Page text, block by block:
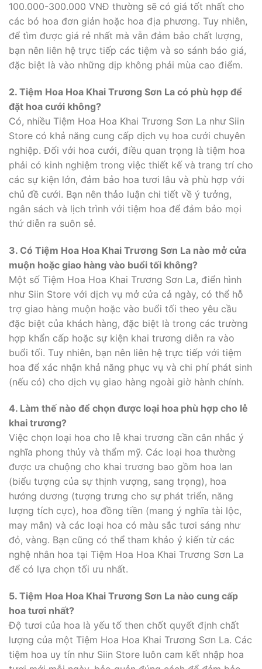
100.000-300.000 VNĐ thường sẽ có giá tốt nhất cho
các bó hoa đơn giản hoặc hoa địa phương. Tuy nhiên,
để tìm được giá rẻ nhất mà vẫn đảm bảo chất lượng,
bạn nên liên hệ trực tiếp các tiệm và so sánh báo giá,
đặc biệt là vào những dịp không phải mùa cao điểm.
2. Tiệm Hoa Hoa Khai Trương Sơn La có phù hợp để
đặt hoa cưới không?
Có, nhiều Tiệm Hoa Hoa Khai Trương Sơn La như Siin
Store có khả năng cung cấp dịch vụ hoa cưới chuyên
nghiệp. Đối với hoa cưới, điều quan trọng là tiệm hoa
phải có kinh nghiệm trong việc thiết kế và trang trí cho
các sự kiện lớn, đảm bảo hoa tươi lâu và phù hợp với
chủ đề cưới. Bạn nên thảo luận chi tiết về ý tưởng,
ngân sách và lịch trình với tiệm hoa để đảm bảo mọi
thứ diễn ra suôn sẻ.
3. Có Tiệm Hoa Hoa Khai Trương Sơn La nào mở cửa
muộn hoặc giao hàng vào buổi tối không?
Một số Tiệm Hoa Hoa Khai Trương Sơn La, điển hình
như Siin Store với dịch vụ mở cửa cả ngày, có thể hỗ
trợ giao hàng muộn hoặc vào buổi tối theo yêu cầu
đặc biệt của khách hàng, đặc biệt là trong các trường
hợp khẩn cấp hoặc sự kiện khai trương diễn ra vào
buổi tối. Tuy nhiên, bạn nên liên hệ trực tiếp với tiệm
hoa để xác nhận khả năng phục vụ và chi phí phát sinh
(nếu có) cho dịch vụ giao hàng ngoài giờ hành chính.
4. Làm thế nào để chọn được loại hoa phù hợp cho lễ
khai trương?
Việc chọn loại hoa cho lễ khai trương cần cân nhắc ý
nghĩa phong thủy và thẩm mỹ. Các loại hoa thường
được ưa chuộng cho khai trương bao gồm hoa lan
(biểu tượng của sự thịnh vượng, sang trọng), hoa
hướng dương (tượng trưng cho sự phát triển, năng
lượng tích cực), hoa đồng tiền (mang ý nghĩa tài lộc,
may mắn) và các loại hoa có màu sắc tươi sáng như
đỏ, vàng. Bạn cũng có thể tham khảo ý kiến từ các
nghệ nhân hoa tại Tiệm Hoa Hoa Khai Trương Sơn La
để có lựa chọn tối ưu nhất.
5. Tiệm Hoa Hoa Khai Trương Sơn La nào cung cấp
hoa tươi nhất?
Độ tươi của hoa là yếu tố then chốt quyết định chất
lượng của một Tiệm Hoa Hoa Khai Trương Sơn La. Các
tiệm hoa uy tín như Siin Store luôn cam kết nhập hoa